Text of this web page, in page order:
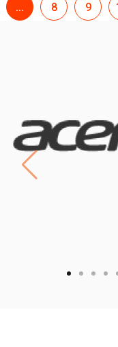
... 8 9